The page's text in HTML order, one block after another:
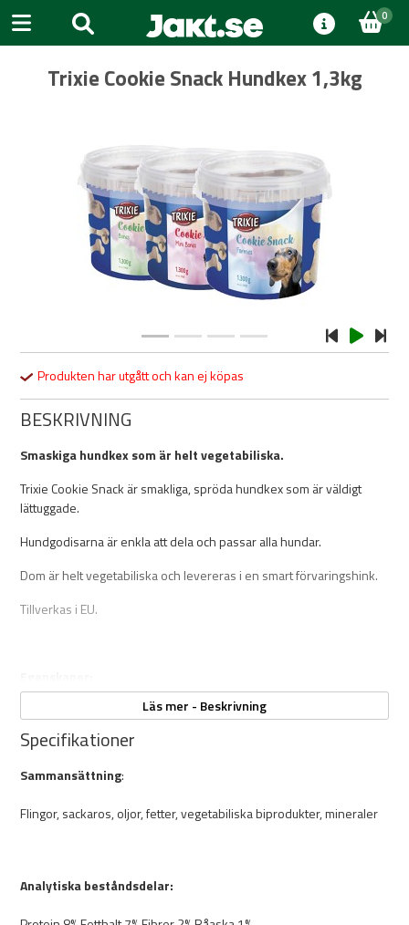
0
Trixie Cookie Snack Hundkex 1,3kg
Previous
Produkten har utgått och kan ej köpas
BESKRIVNING
Smaskiga hundkex som är helt vegetabiliska.
Trixie Cookie Snack är smakliga, spröda hundkex som är väldigt
lättuggade.
Hundgodisarna är enkla att dela och passar alla hundar.
Dom är helt vegetabiliska och levereras i en smart förvaringshink.
Tillverkas i EU.
Helt vegetabiliska
Passar alla hundar
Enkla att dela
Spröda och lättuggade
Levereras i en smart förvaringshink
Tillverkas i EU
- Farmies
Läs mer - Beskrivning
Specifikationer
Sammansättning:
Flingor, sackaros, oljor, fetter, vegetabiliska biprodukter, mineraler
Analytiska beståndsdelar: